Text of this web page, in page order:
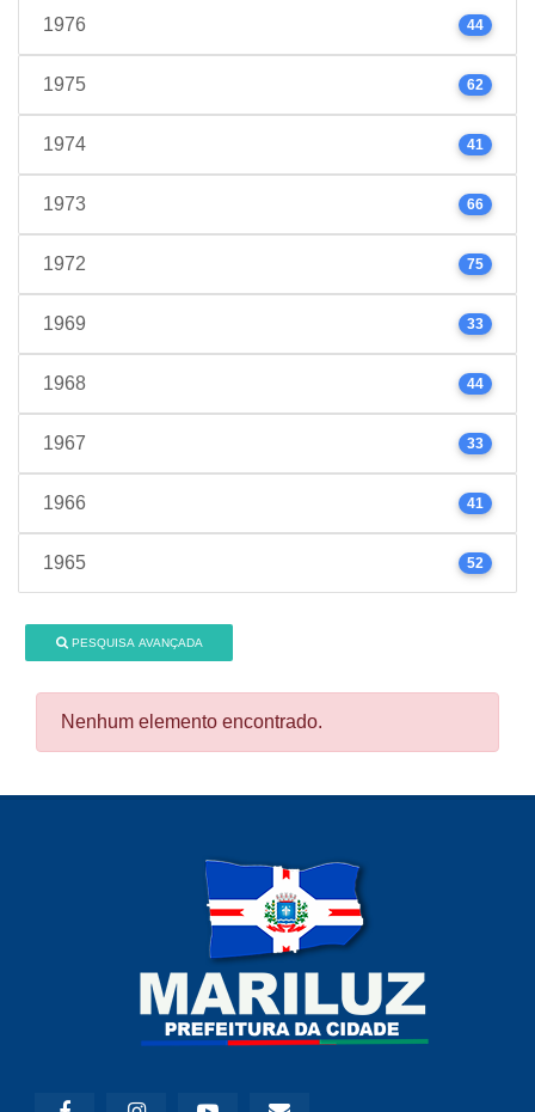
1976 44
1975 62
1974 41
1973 66
1972 75
1969 33
1968 44
1967 33
1966 41
1965 52
PESQUISA AVANÇADA
Nenhum elemento encontrado.